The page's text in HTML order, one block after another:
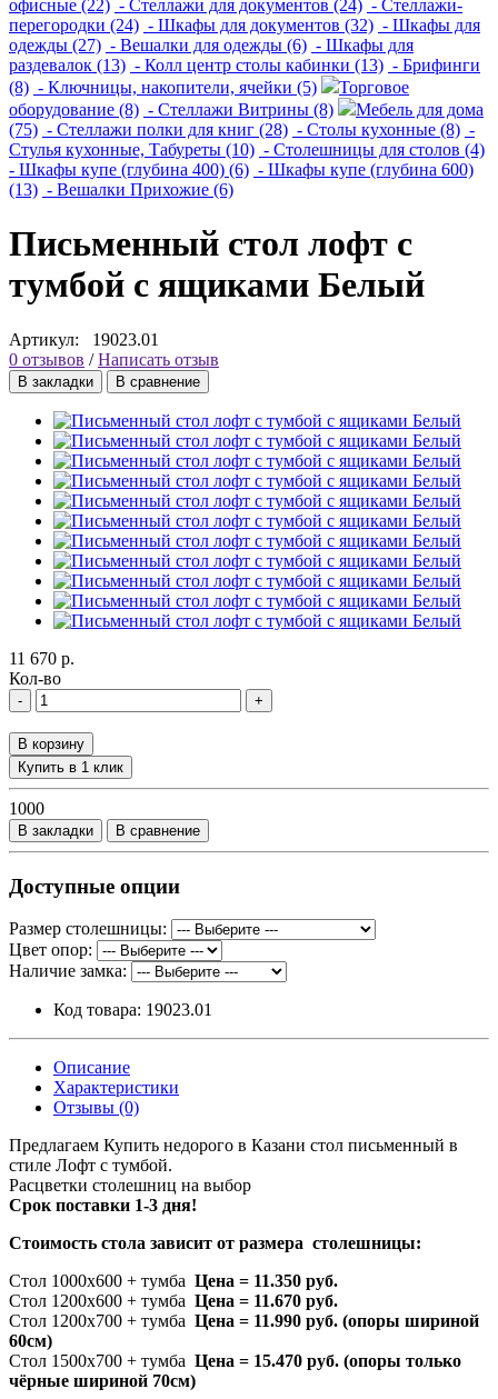
офисные (22) - Стеллажи для документов (24) - Стеллажи-
перегородки (24) - Шкафы для документов (32) - Шкафы для
одежды (27) - Вешалки для одежды (6) - Шкафы для
раздевалок (13) - Колл центр столы кабинки (13) - Брифинги
(8) - Ключницы, накопители, ячейки (5)
Торговое
оборудование (8) - Стеллажи Витрины (8)
Мебель для дома
(75) - Стеллажи полки для книг (28) - Столы кухонные (8) -
Стулья кухонные, Табуреты (10) - Столешницы для столов (4)
- Шкафы купе (глубина 400) (6) - Шкафы купе (глубина 600)
(13) - Вешалки Прихожие (6)
Письменный стол лофт с
тумбой с ящиками Белый
Артикул: 19023.01
0 отзывов /Написать отзыв
В закладки В сравнение
11 670 р.
Кол-во
- +
В корзину
Купить в 1 клик
1000
В закладки В сравнение
Доступные опции
Размер столешницы:
Цвет опор:
Наличие замка:
Код товара: 19023.01
Описание
Характеристики
Отзывы (0)
Предлагаем Купить недорого в Казани стол письменный в
стиле Лофт с тумбой.
Расцветки столешниц на выбор
Срок поставки 1-3 дня!
Стоимость стола зависит от размера столешницы:
Стол 1000х600 + тумба Цена = 11.350 руб.
Стол 1200х600 + тумба Цена = 11.670 руб.
Стол 1200х700 + тумба Цена = 11.990 руб. (опоры шириной
60см)
Стол 1500х700 + тумба Цена = 15.470 руб. (опоры только
чёрные шириной 70см)